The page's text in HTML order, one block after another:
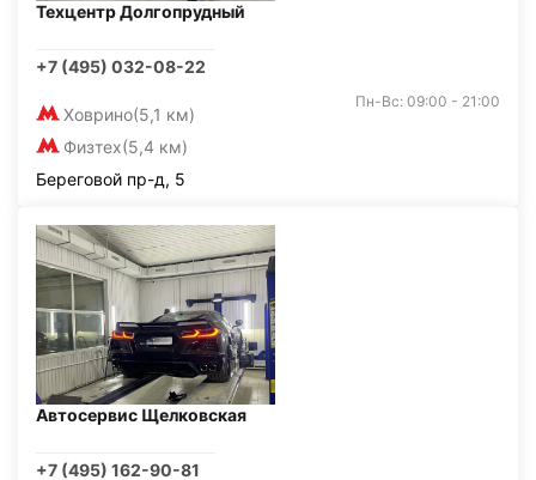
Техцентр Долгопрудный
+7 (495) 032-08-22
Ховрино(5,1 км)
Физтех(5,4 км)
Пн-Вс: 09:00 - 21:00
Береговой пр-д, 5
Автосервис Щелковская
+7 (495) 162-90-81